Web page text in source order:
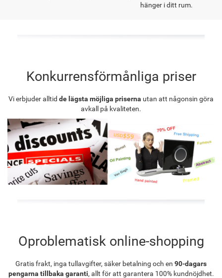
hänger i ditt rum.
Konkurrensförmånliga priser
Vi erbjuder alltid de lägsta möjliga priserna utan att någonsin göra
avkall på kvaliteten.
Oproblematisk online-shopping
Gratis frakt, inga tullavgifter, säker betalning och en 90-dagars
pengarna tillbaka garanti, allt för att garantera 100% kundnöjdhet.